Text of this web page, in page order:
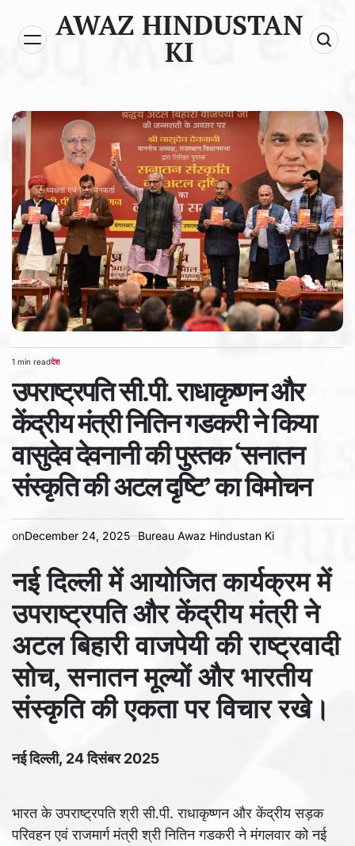
content
AWAZ HINDUSTAN
KI
Estimated
time
1 min readPOSTED
देश
उपराष्ट्रपति सी.पी. राधाकृष्णन और
केंद्रीय मंत्री नितिन गडकरी ने किया
वासुदेव देवनानी की पुस्तक ‘सनातन
संस्कृति की अटल दृष्टि’ का विमोचन
onDecember 24, 2025 Bureau Awaz Hindustan Ki
नई दिल्ली में आयोजित कार्यक्रम में
उपराष्ट्रपति और केंद्रीय मंत्री ने
अटल बिहारी वाजपेयी की राष्ट्रवादी
सोच, सनातन मूल्यों और भारतीय
संस्कृति की एकता पर विचार रखे।
नई दिल्ली, 24 दिसंबर 2025
भारत के उपराष्ट्रपति श्री सी.पी. राधाकृष्णन और केंद्रीय सड़क
परिवहन एवं राजमार्ग मंत्री श्री नितिन गडकरी ने मंगलवार को नई